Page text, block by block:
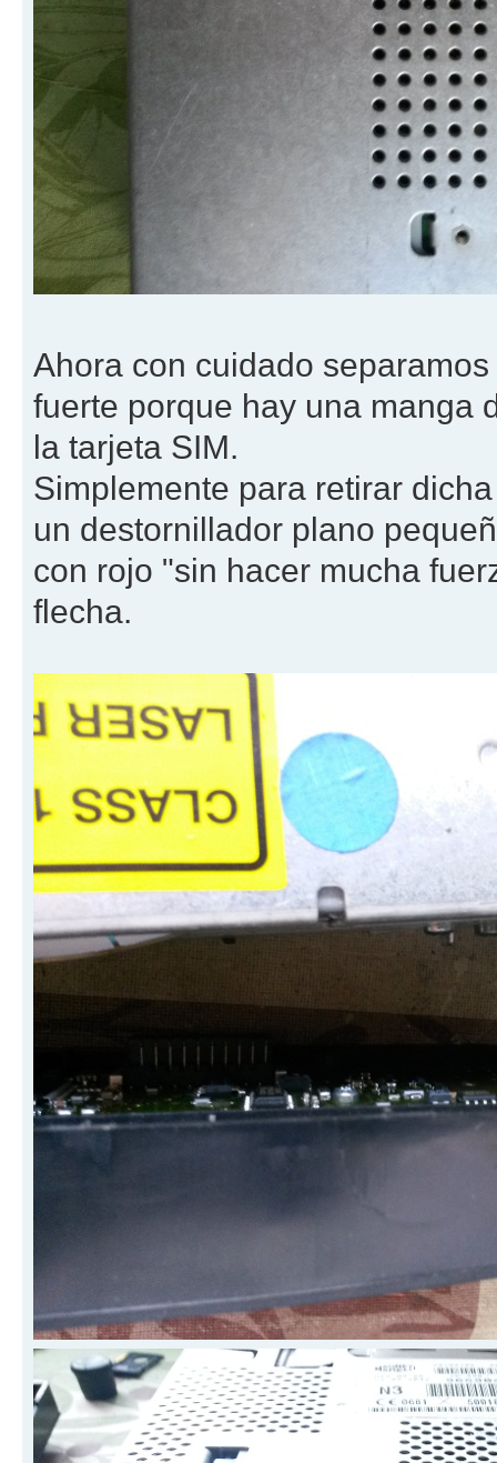
Ahora con cuidado
fuerte porque hay una manga
la tarjeta SIM.
Simplemente para retirar
un destornillador plano
con rojo "sin hacer mucha
flecha.